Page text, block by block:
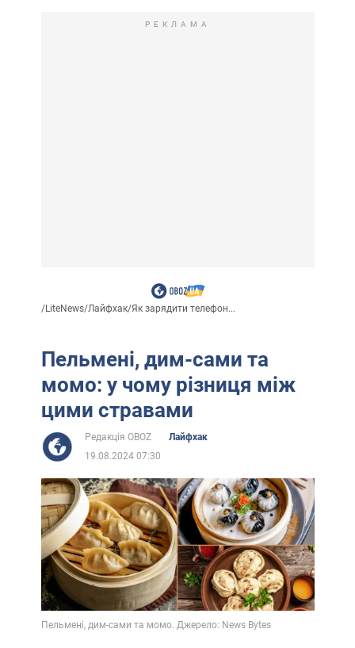
РЕКЛАМА
/LiteNews/Лайфхак/Як зарядити телефон...
Пельмені, дим-сами та
момо: у чому різниця між
цими стравами
Редакція OBOZ
Лайфхак
19.08.2024 07:30
Пельмені, дим-сами та момо. Джерело: News Bytes